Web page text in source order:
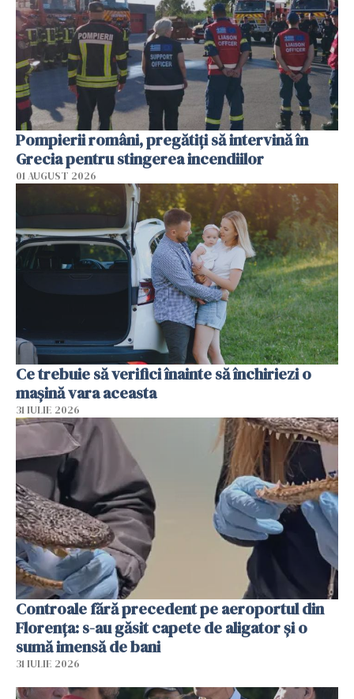
Pompierii români, pregătiţi să intervină în
Grecia pentru stingerea incendiilor
01 AUGUST 2026
Ce trebuie să verifici înainte să închiriezi o
mașină vara aceasta
31 IULIE 2026
Controale fără precedent pe aeroportul din
Florența: s-au găsit capete de aligator și o
sumă imensă de bani
31 IULIE 2026